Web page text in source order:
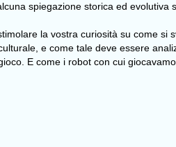
spiegazione storica ed
la vostra curiosità su come
e come tale deve essere
E come i robot con cui